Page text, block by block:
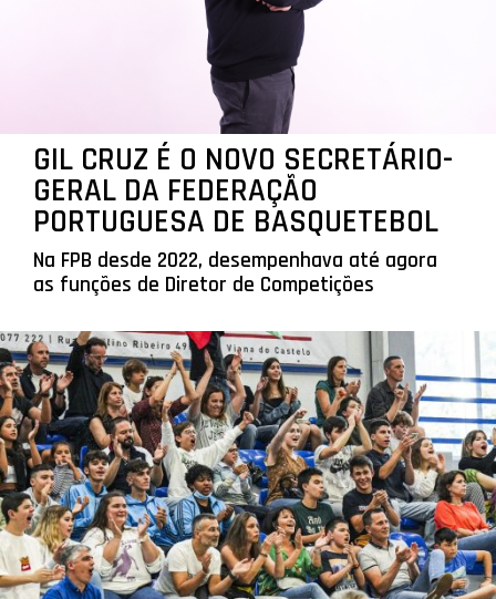
GIL CRUZ É O NOVO SECRETÁRIO-
GERAL DA FEDERAÇÃO
PORTUGUESA DE BASQUETEBOL
Na FPB desde 2022, desempenhava até agora
as funções de Diretor de Competições